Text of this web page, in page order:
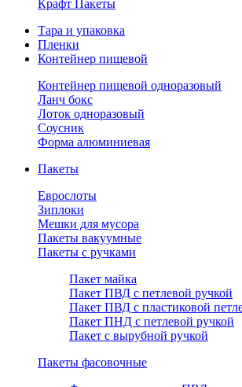
Крафт Пакеты
Тара и упаковка
Пленки
Контейнер пищевой
Контейнер пищевой одноразовый
Ланч бокс
Лоток одноразовый
Соусник
Форма алюминиевая
Пакеты
Еврослоты
Зиплоки
Мешки для мусора
Пакеты вакуумные
Пакеты с ручками
Пакет майка
Пакет ПВД с петлевой ручкой
Пакет ПВД с пластиковой
Пакет ПНД с петлевой ручкой
Пакет с вырубной ручкой
Пакеты фасовочные